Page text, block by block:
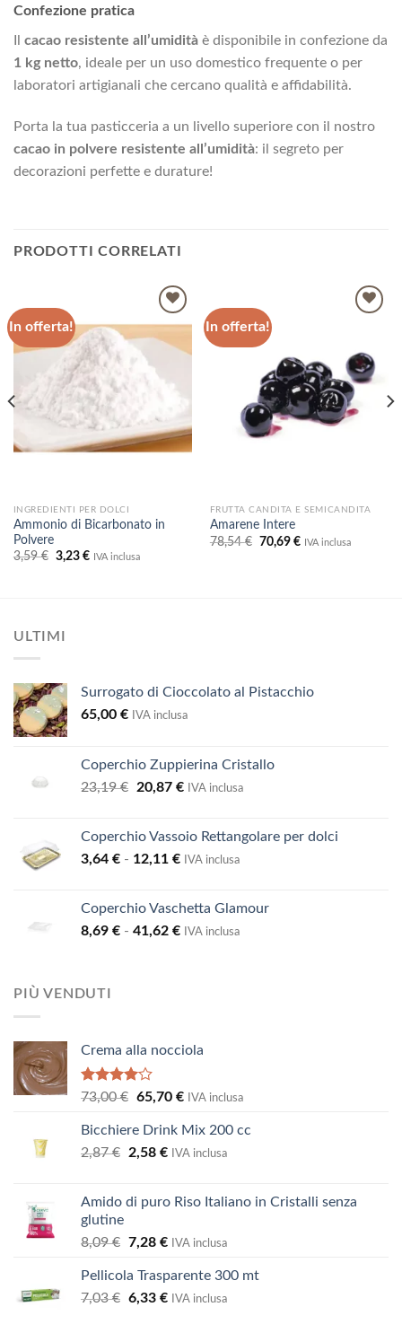
Confezione pratica
cacao resistente all’umidità è disponibile in confezione da
1 kg netto, ideale per un uso domestico frequente o per
laboratori artigianali che cercano qualità e affidabilità.
Porta la tua pasticceria a un livello superiore con il nostro
cacao in polvere resistente all’umidità: il segreto per
decorazioni perfette e durature!
PRODOTTI CORRELATI
In offerta!
Aggiungi
alla lista
INGREDIENTI PER DOLCI
Ammonio di Bicarbonato in
Polvere
3,59€ Il
3,23 €IlIVA inclusa
In offerta!
dei
desideri
FRUTTA CANDITA E SEMICANDITA
Amarene Intere
78,54€ Il
70,69 €IlIVA inclusa
ULTIMI
Surrogato di Cioccolato al Pistacchio
65,00 € IVA inclusa
Coperchio Zuppierina Cristallo
23,19€
Il
era:
23,19 €.
20,87 €Il
è:
20,87 €.
IVA inclusa
Coperchio Vassoio Rettangolare per dolci
3,64 € - 12,11 €Fascia
da
3,64 €
IVA inclusa
Coperchio Vaschetta Glamour
8,69 € - 41,62 €Fascia
41,62 €
IVA inclusa
PIÙ VENDUTI
Crema alla nocciola
Valutato
5
73,00€ Il
originale
era:
65,70 €Il
attuale
è:
IVA inclusa
Bicchiere Drink Mix 200 cc
2,87€
Il
era:
2,58 €Il
è:
IVA inclusa
Amido di puro Riso Italiano in Cristalli senza
glutine
8,09€ Il
originale
era:
7,28 €Il
attuale
è:
IVA inclusa
Pellicola Trasparente 300 mt
7,03€ Il
6,33 €IlIVA inclusa